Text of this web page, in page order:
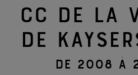
CC DE LA
DE
DE 2008 À